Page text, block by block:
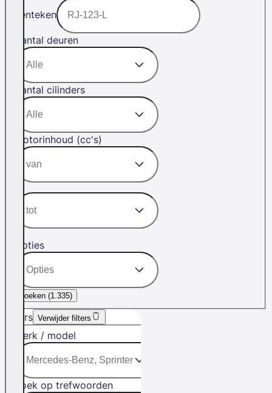
Kenteken
Aantal deuren
Aantal cilinders
Motorinhoud (cc's)
Opties
Zoeken (1.335)
Filters Verwijder filters
Merk / model
Zoek op trefwoorden